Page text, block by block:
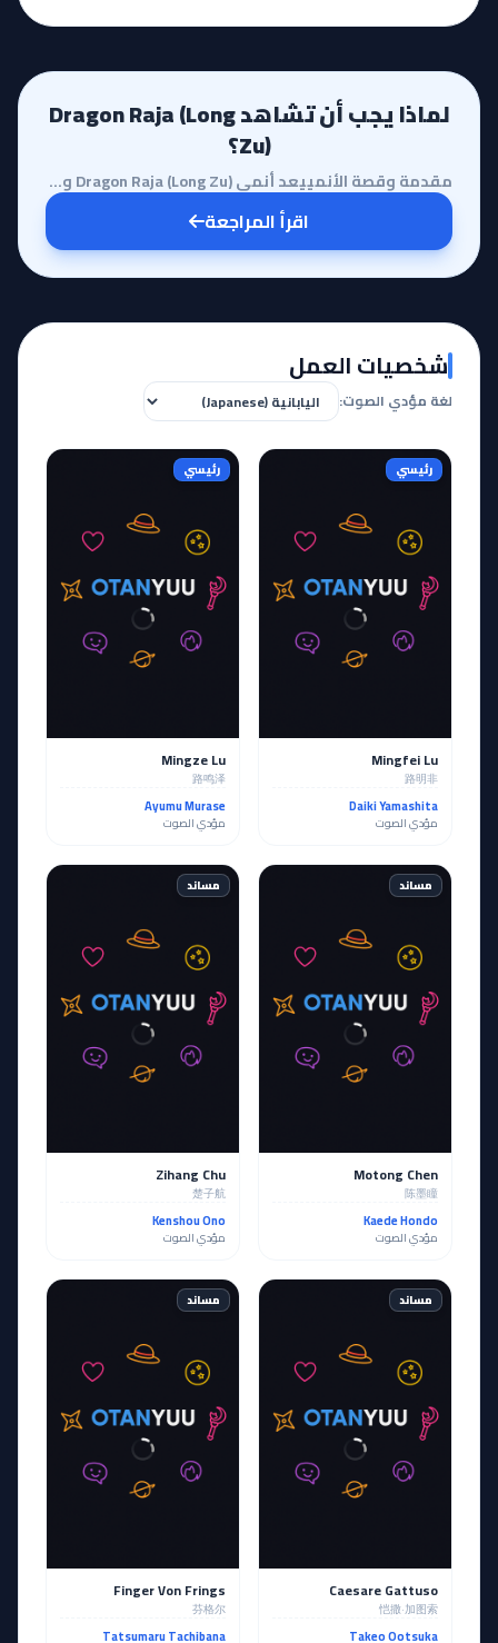
لماذا يجب أن تشاهد Dragon Raja (Long
Zu)؟
مقدمة وقصة الأنمييعد أنمي Dragon Raja (Long Zu) واحداً من أبرز الأعمال التي نقلت الروايات الصينية إل...
اقرأ المراجعة
شخصيات العمل
لغة مؤدي الصوت:
رئيسي
Mingfei Lu
路明非
Daiki Yamashita
مؤدي الصوت
رئيسي
Mingze Lu
路鸣泽
Ayumu Murase
مؤدي الصوت
مساند
Motong Chen
陈墨瞳
Kaede Hondo
مؤدي الصوت
مساند
Zihang Chu
楚子航
Kenshou Ono
مؤدي الصوت
مساند
Caesare Gattuso
恺撒·加图索
Takeo Ootsuka
مساند
Finger Von Frings
芬格尔
Tatsumaru Tachibana